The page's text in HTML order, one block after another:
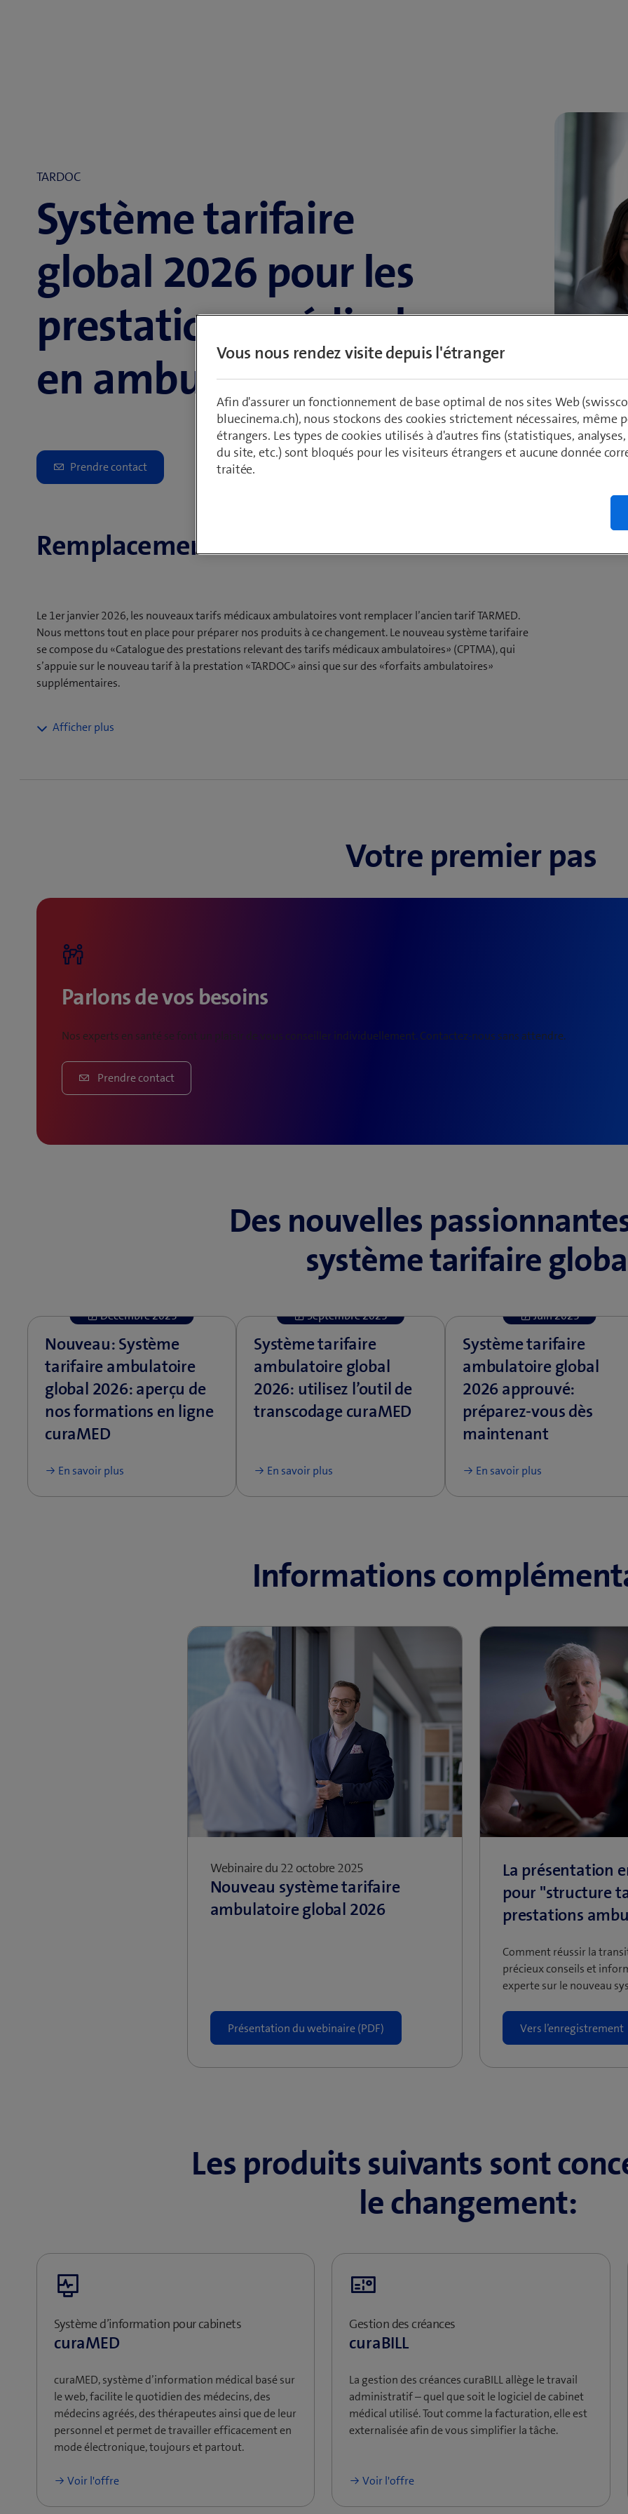
TARDOC
Système tarifaire
global 2026 pour les
prestations médicales
en ambulatoire
Remplacement du tarif TARMED actuel
Le 1er janvier 2026, les nouveaux tarifs médicaux ambulatoires vont remplacer l’ancien tarif TARMED.
Nous mettons tout en place pour préparer nos produits à ce changement. Le nouveau système tarifaire
se compose du «Catalogue des prestations relevant des tarifs médicaux ambulatoires» (CPTMA), qui
s’appuie sur le nouveau tarif à la prestation «TARDOC» ainsi que sur des «forfaits ambulatoires»
supplémentaires.
curaMED, curaLINE et curaBILL. À la date d’entrée en vigueur, toutes les prestations médicales
avec les défis que cela implique. Profitez-en pour vérifier et ajuster les processus de votre
cabinet en vue d’identifier et d’exploiter tout le potentiel du nouveau système tarifaire.
Votre premier pas
Parlons de vos besoins
Nos experts en santé se font un plaisir de vous conseiller individuellement. Contactez-nous sans attendre.
Prendre contact
Des nouvelles
système tarifaire
Décembre 2025
Nouveau: Système
tarifaire ambulatoire
global 2026: aperçu de
nos formations en ligne
curaMED
En savoir plus
Septembre 2025
Système tarifaire
ambulatoire global
2026: utilisez l’outil de
transcodage curaMED
En savoir plus
Juin 2025
Système tarifaire
ambulatoire global
2026 approuvé:
préparez-vous dès
maintenant
En savoir plus
Informations
Webinaire du 22 octobre 2025
Nouveau système tarifaire
ambulatoire global 2026
Présentation du webinaire (PDF)
La présentation
pour "structure
prestations
Comment réussir la
précieux conseils et
experte sur le nouveau
Vers l’enregistrement
Les produits suivants sont
le changement:
Système d’information pour cabinets
curaMED
curaMED, système d’information médical basé sur
le web, facilite le quotidien des médecins, des
médecins agréés, des thérapeutes ainsi que de leur
personnel et permet de travailler efficacement en
mode électronique, toujours et partout.
Voir l'offre
Gestion des créances
curaBILL
La gestion des créances curaBILL allège le travail
administratif – quel que soit le logiciel de cabinet
médical utilisé. Tout comme la facturation, elle est
externalisée afin de vous simplifier la tâche.
Voir l'offre
Vous nous rendez visite depuis l'étranger
Afin d'assurer un fonctionnement de base optimal de nos sites Web
bluecinema.ch), nous stockons des cookies strictement nécessaires, même
étrangers. Les types de cookies utilisés à d'autres fins (statistiques,
du site, etc.) sont bloqués pour les visiteurs étrangers et aucune donnée
traitée.